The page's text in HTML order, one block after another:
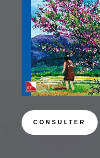
CONSULTER